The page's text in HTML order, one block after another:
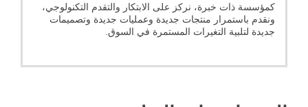
كمؤسسة ذات خبرة، نركز على الابتكار والتقدم التكنولوجي،
ونقدم باستمرار منتجات جديدة وعمليات جديدة وتصميمات
جديدة لتلبية التغيرات المستمرة في السوق.